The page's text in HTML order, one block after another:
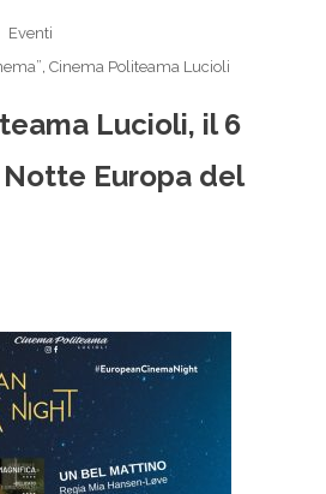
Eventi
Cinema Politeama Lucioli
Lucioli, il 6
Europa del